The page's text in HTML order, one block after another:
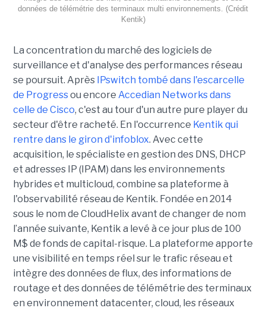
données de télémétrie des terminaux multi environnements. (Crédit
Kentik)
La concentration du marché des logiciels de
surveillance et d'analyse des performances réseau
se poursuit. Après IPswitch tombé dans l'escarcelle
de Progressou encore Accedian Networks dans
celle de Cisco, c'est au tour d'un autre pure player du
secteur d'être racheté. En l'occurrence Kentik qui
rentre dans le giron d'infoblox. Avec cette
acquisition, le spécialiste en gestion des DNS, DHCP
et adresses IP (IPAM) dans les environnements
hybrides et multicloud, combine sa plateforme à
l'observabilité réseau de Kentik. Fondée en 2014
sous le nom de CloudHelix avant de changer de nom
l’année suivante, Kentik a levé à ce jour plus de 100
M$ de fonds de capital-risque. La plateforme apporte
une visibilité en temps réel sur le trafic réseau et
intègre des données de flux, des informations de
routage et des données de télémétrie des terminaux
en environnement datacenter, cloud, les réseaux